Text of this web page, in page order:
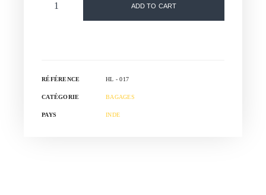
ADD TO CART
RÉFÉRENCE HL - 017
CATÉGORIE BAGAGES
PAYS INDE